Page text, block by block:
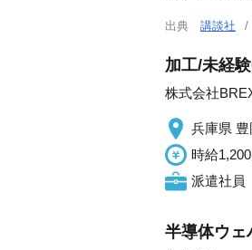
出典 講談社
加工/未経
株式会社
兵庫県
時給
派遣社員
半導体ウェ